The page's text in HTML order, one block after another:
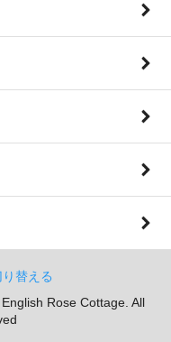
替える
Rose Cottage. All